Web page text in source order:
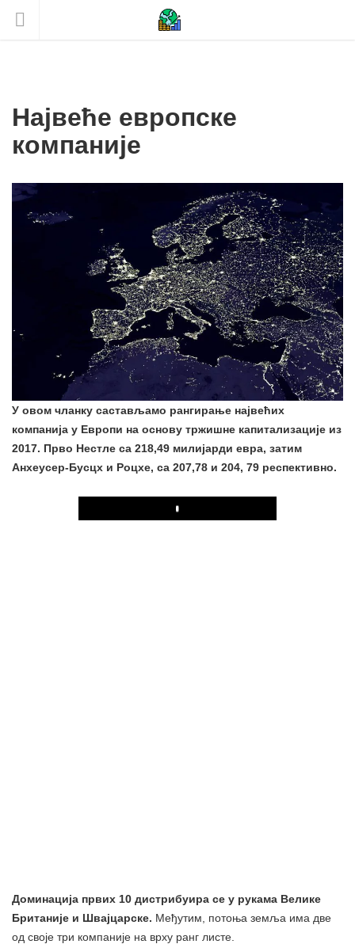
Највеће европске
компаније
У овом чланку састављамо рангирање највећих
компанија у Европи на основу тржишне капитализације из
2017. Прво Нестле са 218,49 милијарди евра, затим
Анхеусер-Бусцх и Роцхе, са 207,78 и 204, 79 респективно.
Play
Доминација првих 10 дистрибуира се у рукама Велике
Британије и Швајцарске. Међутим, потоња земља има две
од своје три компаније на врху ранг листе.